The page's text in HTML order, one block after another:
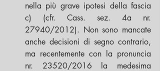
nella più grave ipotesi della fascia
c) (cfr. Cass. sez. 4a nr.
27940/2012). Non sono mancate
anche decisioni di segno contrario,
ma recentemente con la pronuncia
nr. 23520/2016 la medesima